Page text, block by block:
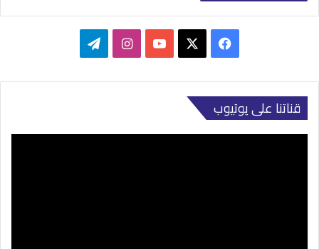
فيسبوك ‫YouTubeانستقرامتيلقرام
قناتنا على يوتيوب